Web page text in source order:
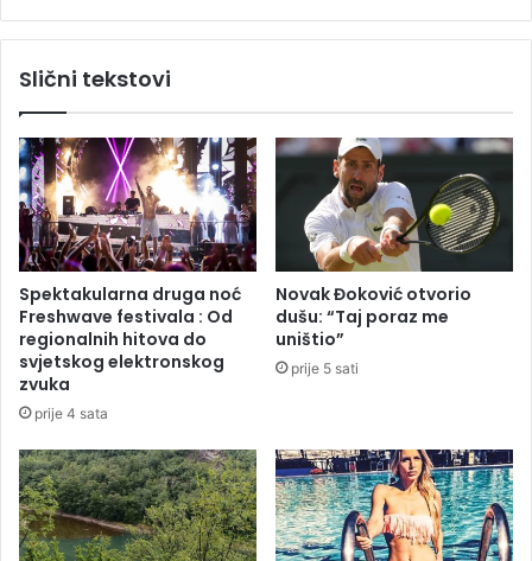
l
p
l
a
s
k
o
m
u
š
e
s
n
e
s
t
i
n
s
s
a
o
k
o
k
u
r
s
z
n
o
v
u
u
Slični tekstovi
Spektakularna druga noć
Freshwave festivala : Od
regionalnih hitova do
svjetskog elektronskog
zvuka
prije 4 sata
Novak Đoković otvorio
dušu: “Taj poraz me
uništio”
prije 5 sati